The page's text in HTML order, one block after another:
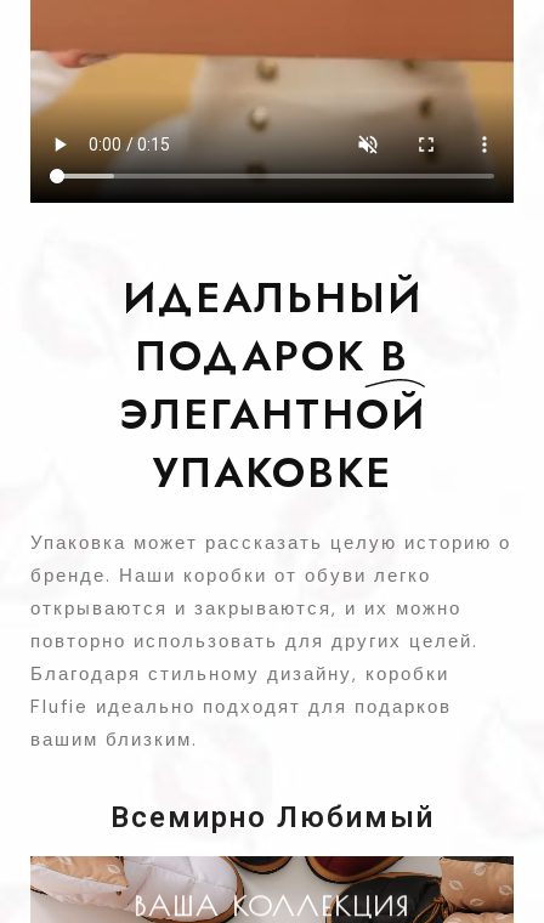
ИДЕАЛЬНЫЙ
ПОДАРОК B
ЭЛЕГАНТНОЙ
УПАКОВКЕ
Упаковка может рассказать целую историю о
бренде. Наши коробки от обуви легко
открываются и закрываются, и их можно
повторно использовать для других целей.
Благодаря стильному дизайну, коробки
Flufie идеально подходят для подарков
вашим близким.
Всемирно Любимый
ВАША КОЛЛЕКЦИЯ